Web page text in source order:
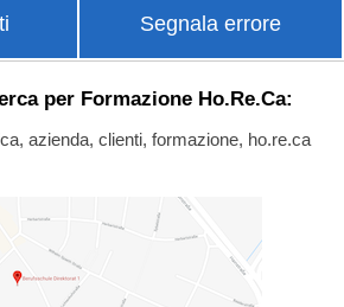
Segnala errore
per Formazione Ho.Re.Ca:
azienda, clienti, formazione, ho.re.ca